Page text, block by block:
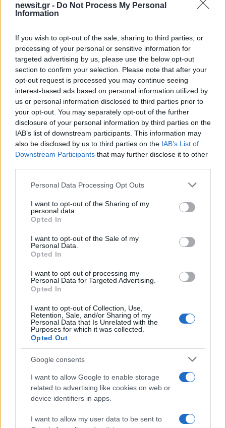
newsit.gr - Do Not Process My Personal
Information
If you wish to opt-out of the sale, sharing to third parties, or
processing of your personal or sensitive information for
targeted advertising by us, please use the below opt-out
section to confirm your selection. Please note that after your
opt-out request is processed you may continue seeing
interest-based ads based on personal information utilized by
us or personal information disclosed to third parties prior to
your opt-out. You may separately opt-out of the further
disclosure of your personal information by third parties on the
IAB’s list of downstream participants. This information may
also be disclosed by us to third parties on the IAB’s List of
Downstream Participants that may further disclose it to other
Please note that this website/app uses one or more Google
not limited to your visit or usage behaviour. You may click to
grant or deny consent to Google and its third-party tags to
use your data for below specified purposes in below Google
consent section.
Personal Data Processing Opt Outs
I want to opt-out of the Sharing of my
personal data.
Opted In
I want to opt-out of the Sale of my
Personal Data.
Opted In
I want to opt-out of processing my
Personal Data for Targeted Advertising.
Opted In
I want to opt-out of Collection, Use,
Retention, Sale, and/or Sharing of my
Personal Data that Is Unrelated with the
Purposes for which it was collected.
Opted Out
Google consents
I want to allow Google to enable storage
related to advertising like cookies on web or
device identifiers in apps.
I want to allow my user data to be sent to
Σχόλια
Σχολίασε εδώ
50 /50
2000 /2000
Όροι Χρήσης. Το site προστατεύεται από reCAPTCHA, ισχύουν
Πολιτική Απορρήτου
Lifestyle
ΛΕΞ
Share:
ενημερωθείτε πρώτοι για όλη την ειδησεογραφία και τα
τελευταία νέα της ημέρας
«Αφιέρωσε τη ζωή της στο
να βοηθά ανθρώπους που
της 38χρονης Λίζα που
βρέθηκε νεκρή στην
Κυψέλη
Πρόσκρουση